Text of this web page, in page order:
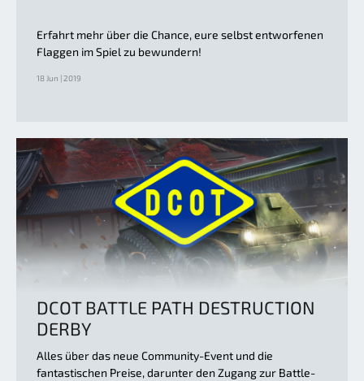
Erfahrt mehr über die Chance, eure selbst entworfenen
Flaggen im Spiel zu bewundern!
18 Jun | 2019
DCOT BATTLE PATH DESTRUCTION
DERBY
Alles über das neue Community-Event und die
fantastischen Preise, darunter den Zugang zur Battle-